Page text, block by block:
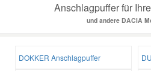
Anschlagpuffer für
und andere DACIA
DOKKER Anschlagpuffer